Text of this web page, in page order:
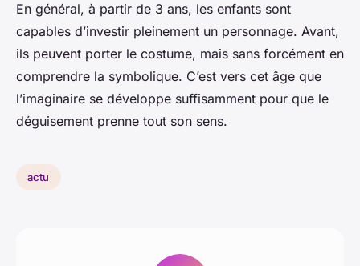
En général, à partir de 3 ans, les enfants sont
capables d’investir pleinement un personnage. Avant,
ils peuvent porter le costume, mais sans forcément en
comprendre la symbolique. C’est vers cet âge que
l’imaginaire se développe suffisamment pour que le
déguisement prenne tout son sens.
actu